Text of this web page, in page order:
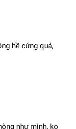
hề cứng quá,
như mình, ko